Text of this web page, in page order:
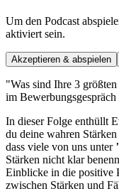
Um den Podcast
aktiviert sein.
Akzeptieren & abspielen
"Was sind Ihre 3
im
In dieser Folge enthüllt
du deine wahren
dass viele von uns unter
Stärken nicht klar
Einblicke in die positive
zwischen Stärken und